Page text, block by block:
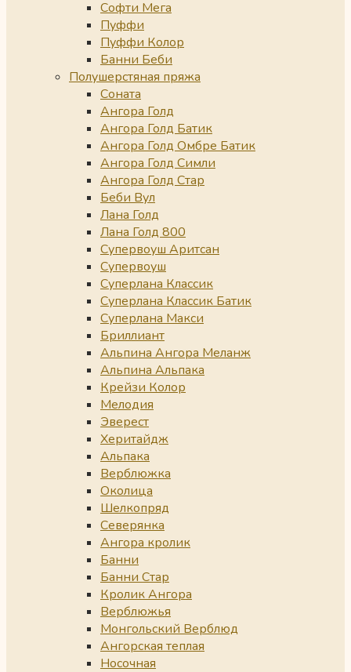
Софти Мега
Пуффи
Пуффи Колор
Банни Беби
Полушерстяная пряжа
Соната
Ангора Голд
Ангора Голд Батик
Ангора Голд Омбре Батик
Ангора Голд Симли
Ангора Голд Стар
Беби Вул
Лана Голд
Лана Голд 800
Супервоуш Аритсан
Супервоуш
Суперлана Классик
Суперлана Классик Батик
Суперлана Макси
Бриллиант
Альпина Ангора Меланж
Альпина Альпака
Крейзи Колор
Мелодия
Эверест
Херитайдж
Альпака
Верблюжка
Околица
Шелкопряд
Северянка
Ангора кролик
Банни
Банни Стар
Кролик Ангора
Верблюжья
Монгольский Верблюд
Ангорская теплая
Носочная